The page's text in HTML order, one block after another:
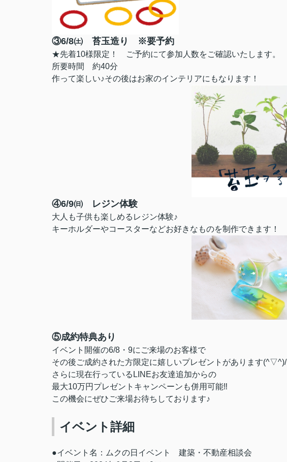
③6/8㈯ 苔玉造り ※要予約
★先着10様限定！ ご予約にて参加人数をご確認いたします。
所要時間 約40分
作って楽しい♪その後はお家のインテリアにもなります！
④6/9㈰ レジン体験
大人も子供も楽しめるレジン体験♪
キーホルダーやコースターなどお好きなものを制作できます！
⑤成約特典あり
イベント開催の6/8・9にご来場のお客様で
その後ご成約された方限定に嬉しいプレゼントがあります(^▽^)/
さらに現在行っているLINEお友達追加からの
最大10万円プレゼントキャンペーンも併用可能‼
この機会にぜひご来場お待ちしております♪
イベント詳細
●イベント名：ムクの日イベント 建築・不動産相談会